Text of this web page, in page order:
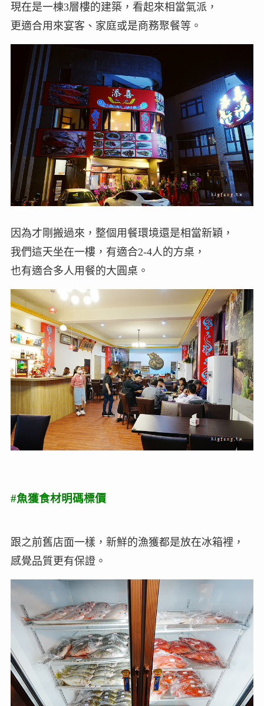
現在是一棟3層樓的建築，看起來相當氣派，
更適合用來宴客、家庭或是商務聚餐等。
因為才剛搬過來，整個用餐環境還是相當新穎，
我們這天坐在一樓，有適合2-4人的方桌，
也有適合多人用餐的大圓桌。
#魚獲食材明碼標價
跟之前舊店面一樣，新鮮的漁獲都是放在冰箱裡，
感覺品質更有保證。